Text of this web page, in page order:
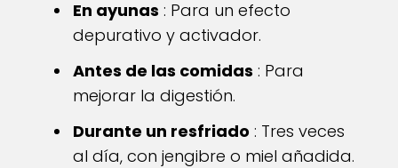
En ayunas : Para un efecto
depurativo y activador.
Antes de las comidas : Para
mejorar la digestión.
Durante un resfriado : Tres veces
al día, con jengibre o miel añadida.